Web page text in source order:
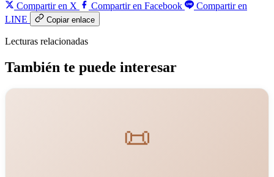
Compartir en X Compartir en Facebook
Compartir en
LINE
Copiar enlace
Lecturas relacionadas
También te puede interesar
📜